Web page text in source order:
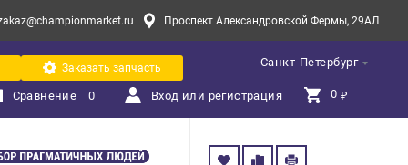
Проспект Александровской Фермы, 29АЛ
Санкт-Петербург
Заказать запчасть
Сравнение 0 Вход или регистрация 0 ₽